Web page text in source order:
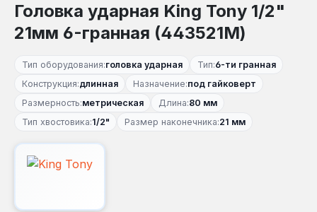
Головка ударная King Tony 1/2"
21мм 6-гранная (443521M)
Тип оборудования:головка ударная Тип:6-ти гранная
Конструкция:длинная Назначение:под гайковерт
Размерность:метрическая Длина:80 мм
Тип хвостовика:1/2" Размер наконечника:21 мм